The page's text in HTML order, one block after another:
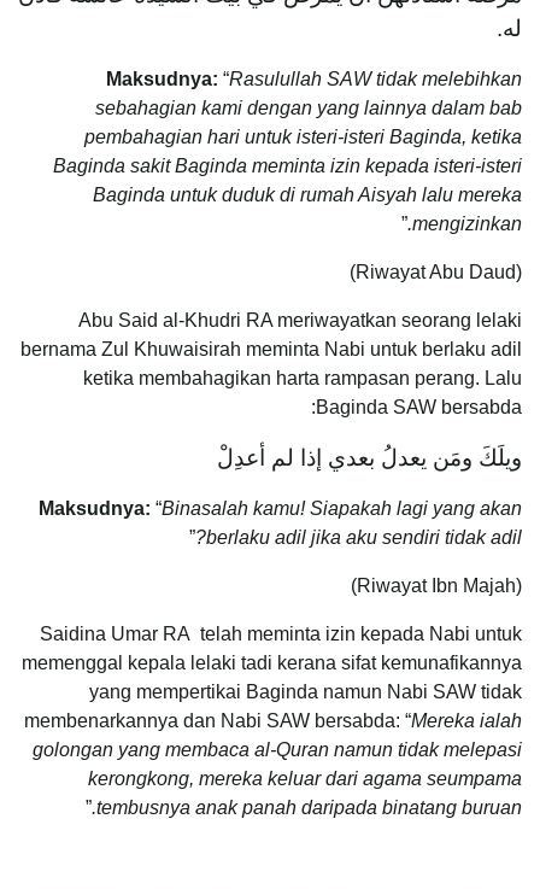
له.
Maksudnya: “Rasulullah SAW tidak melebihkan
sebahagian kami dengan yang lainnya dalam bab
pembahagian hari untuk isteri-isteri Baginda, ketika
Baginda sakit Baginda meminta izin kepada isteri-isteri
Baginda untuk duduk di rumah Aisyah lalu mereka
mengizinkan.
”
(Riwayat Abu Daud)
Abu Said al-Khudri RA meriwayatkan seorang lelaki
bernama Zul Khuwaisirah meminta Nabi untuk berlaku adil
ketika membahagikan harta rampasan perang. Lalu
Baginda SAW bersabda:
ويلَكَ ومَن يعدلُ بعدي إذا لم أعدِلْ
Maksudnya: “Binasalah kamu! Siapakah lagi yang akan
berlaku adil jika aku sendiri tidak adil?
”
(Riwayat Ibn Majah)
Saidina Umar RA telah meminta izin kepada Nabi untuk
memenggal kepala lelaki tadi kerana sifat kemunafikannya
yang mempertikai Baginda namun Nabi SAW tidak
membenarkannya dan Nabi SAW bersabda: “Mereka ialah
golongan yang membaca al-Quran namun tidak melepasi
kerongkong, mereka keluar dari agama seumpama
tembusnya anak panah daripada binatang buruan.
”